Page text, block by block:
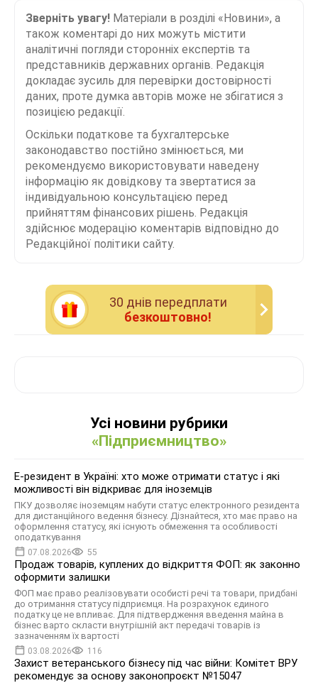
Зверніть увагу! Матеріали в розділі «Новини», а
також коментарі до них можуть містити
аналітичні погляди сторонніх експертів та
представників державних органів. Редакція
докладає зусиль для перевірки достовірності
даних, проте думка авторів може не збігатися з
позицією редакції.
Оскільки податкове та бухгалтерське
законодавство постійно змінюється, ми
рекомендуємо використовувати наведену
інформацію як довідкову та звертатися за
індивідуальною консультацією перед
прийняттям фінансових рішень. Редакція
здійснює модерацію коментарів відповідно до
Редакційної політики сайту.
30 днiв передплати
безкоштовно!
Усі новини рубрики
«Підприємництво»
Е-резидент в Україні: хто може отримати статус і які
можливості він відкриває для іноземців
ПКУ дозволяє іноземцям набути статус електронного резидента
для дистанційного ведення бізнесу. Дізнайтеся, хто має право на
оформлення статусу, які існують обмеження та особливості
оподаткування
07.08.2026 55
Продаж товарів, куплених до відкриття ФОП: як законно
оформити залишки
ФОП має право реалізовувати особисті речі та товари, придбані
до отримання статусу підприємця. На розрахунок єдиного
податку це не впливає. Для підтвердження введення майна в
бізнес варто скласти внутрішній акт передачі товарів із
зазначенням їх вартості
03.08.2026 116
Захист ветеранського бізнесу під час війни: Комітет ВРУ
рекомендує за основу законопроєкт №15047